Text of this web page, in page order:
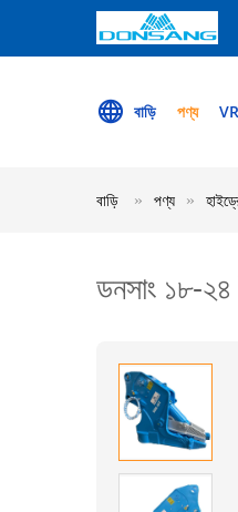
বাড়ি পণ্য
বাড়ি পণ্য
ডনসাং ১৮-২৪